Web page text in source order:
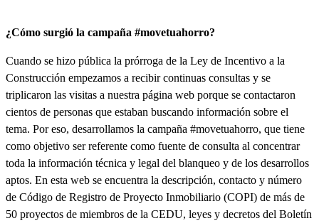
¿Cómo surgió la campaña #movetuahorro?
Cuando se hizo pública la prórroga de la Ley de Incentivo a la
Construcción empezamos a recibir continuas consultas y se
triplicaron las visitas a nuestra página web porque se contactaron
cientos de personas que estaban buscando información sobre el
tema. Por eso, desarrollamos la campaña #movetuahorro, que tiene
como objetivo ser referente como fuente de consulta al concentrar
toda la información técnica y legal del blanqueo y de los desarrollos
aptos. En esta web se encuentra la descripción, contacto y número
de Código de Registro de Proyecto Inmobiliario (COPI) de más de
50 proyectos de miembros de la CEDU, leyes y decretos del Boletín